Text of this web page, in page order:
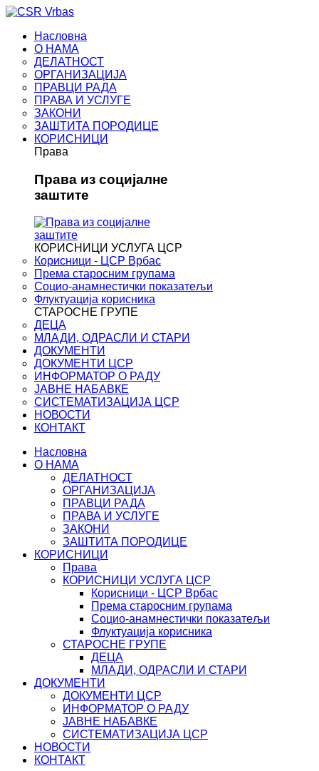
Насловна
О НАМА
ДЕЛАТНОСТ
ОРГАНИЗАЦИЈА
ПРАВЦИ РАДА
ПРАВА И УСЛУГЕ
ЗАКОНИ
ЗАШТИТА ПОРОДИЦЕ
КОРИСНИЦИ
Права
Права из социјалне
заштите
КОРИСНИЦИ УСЛУГА ЦСР
Корисници - ЦСР Врбас
Према старосним групама
Социо-анамнестички показатељи
Флуктуација корисника
СТАРОСНЕ ГРУПЕ
ДЕЦА
МЛАДИ, ОДРАСЛИ И СТАРИ
ДОКУМЕНТИ
ДОКУМЕНТИ ЦСР
ИНФОРМАТОР О РАДУ
ЈАВНЕ НАБАВКЕ
СИСТЕМАТИЗАЦИЈА ЦСР
НОВОСТИ
КОНТАКТ
Насловна
О НАМА
ДЕЛАТНОСТ
ОРГАНИЗАЦИЈА
ПРАВЦИ РАДА
ПРАВА И УСЛУГЕ
ЗАКОНИ
ЗАШТИТА ПОРОДИЦЕ
КОРИСНИЦИ
Права
КОРИСНИЦИ УСЛУГА ЦСР
Корисници - ЦСР Врбас
Према старосним групама
Социо-анамнестички показатељи
Флуктуација корисника
СТАРОСНЕ ГРУПЕ
ДЕЦА
МЛАДИ, ОДРАСЛИ И СТАРИ
ДОКУМЕНТИ
ДОКУМЕНТИ ЦСР
ИНФОРМАТОР О РАДУ
ЈАВНЕ НАБАВКЕ
СИСТЕМАТИЗАЦИЈА ЦСР
НОВОСТИ
КОНТАКТ